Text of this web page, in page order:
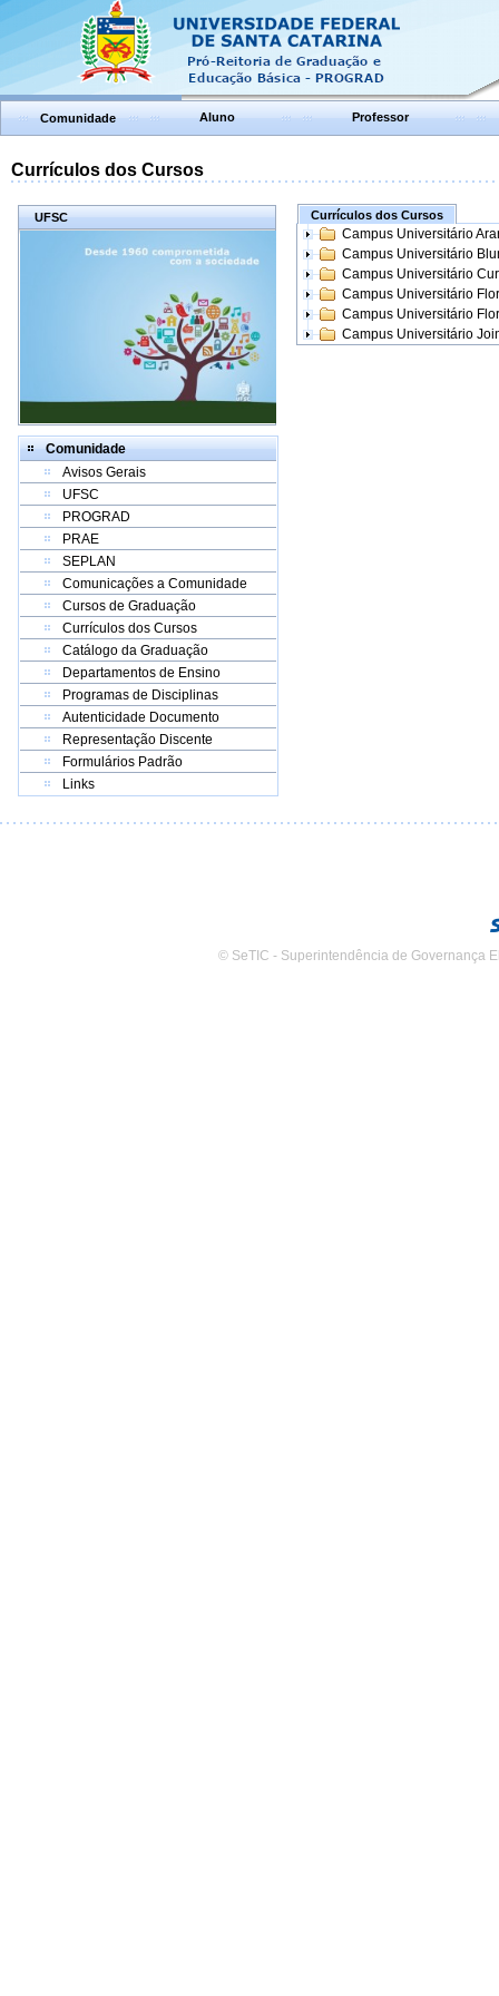
Comunidade Aluno Professor
Currículos dos Cursos
UFSC
Comunidade
Avisos Gerais
UFSC
PROGRAD
PRAE
SEPLAN
Comunicações a Comunidade
Cursos de Graduação
Currículos dos Cursos
Catálogo da Graduação
Departamentos de Ensino
Programas de Disciplinas
Autenticidade Documento
Representação Discente
Formulários Padrão
Links
Currículos dos Cursos
Campus Universitário
Campus Universitário
Campus Universitário
Campus Universitário
Campus Universitário
Campus Universitário
© SeTIC - Superintendência de Governança